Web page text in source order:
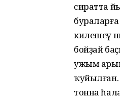
сиратта
килешеү
бойҙай
ужым
ҡуйылған.
тонна